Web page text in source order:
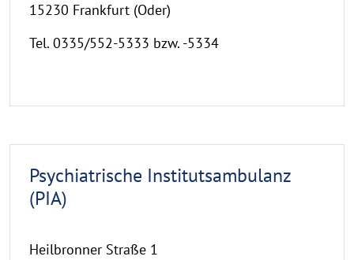
15230 Frankfurt (Oder)
Tel. 0335/552-5333 bzw. -5334
Psychiatrische Institutsambulanz
(PIA)
Heilbronner Straße 1